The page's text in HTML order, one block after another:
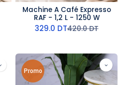
Machine A Café Expresso
RAF - 1,2 L - 1250 W
329.0 DT420.0DT
Promo